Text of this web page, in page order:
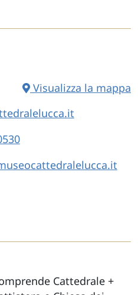
Visualizza la mappa
Cattedrale +